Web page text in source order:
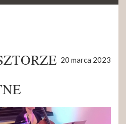
8645 2000 0010
20 marca 2023